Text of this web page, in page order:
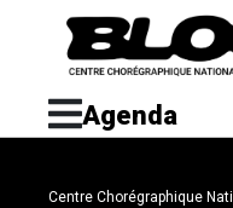
Agenda
Centre Chorégraphique